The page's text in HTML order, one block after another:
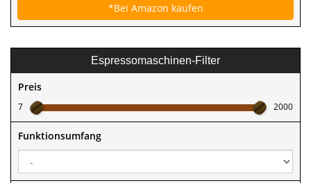
*Bei Amazon kaufen
Espressomaschinen-Filter
Preis
7 2000
Funktionsumfang